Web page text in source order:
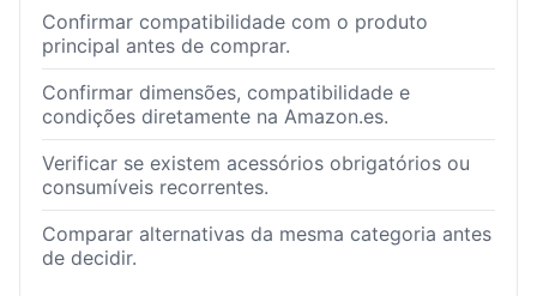
Confirmar compatibilidade com o produto
principal antes de comprar.
Confirmar dimensões, compatibilidade e
condições diretamente na Amazon.es.
Verificar se existem acessórios obrigatórios ou
consumíveis recorrentes.
Comparar alternativas da mesma categoria antes
de decidir.